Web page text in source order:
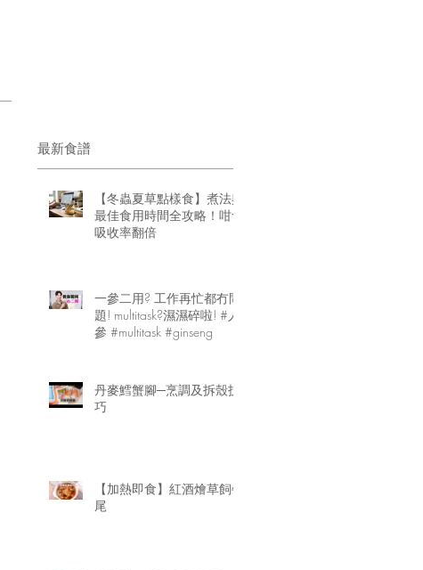
最新食譜
【冬蟲夏草點樣食】煮法與
最佳食用時間全攻略！咁食
吸收率翻倍
一參二用? 工作再忙都冇問
題! multitask?濕濕碎啦! #人
參 #multitask #ginseng
丹麥鱈蟹腳─烹調及拆殼技
巧
【加熱即食】紅酒燴草飼牛
尾